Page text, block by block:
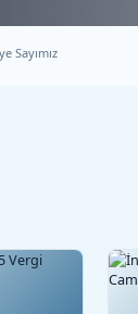
Sayımız